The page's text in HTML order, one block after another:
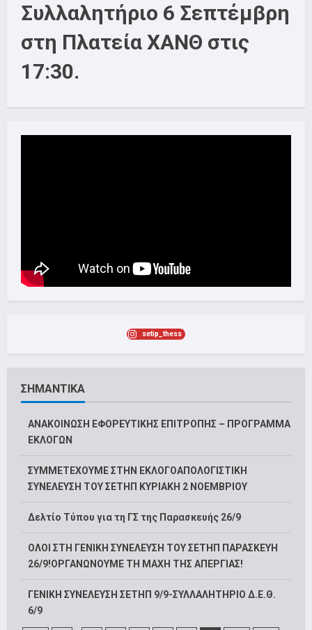
ΣΥΛΛΑΛΗΤΗΡΙΟ
ΓΙΑ
ΤΕΜΠΗ
Συλλαλητήριο 6 Σεπτέμβρη
στη Πλατεία ΧΑΝΘ στις
17:30.
setip_thess
ΣΗΜΑΝΤΙΚΑ
ΑΝΑΚΟΙΝΩΣΗ ΕΦΟΡΕΥΤΙΚΗΣ ΕΠΙΤΡΟΠΗΣ – ΠΡΟΓΡΑΜΜΑ
ΕΚΛΟΓΩΝ
ΣΥΜΜΕΤΕΧΟΥΜΕ ΣΤΗΝ ΕΚΛΟΓΟΑΠΟΛΟΓΙΣΤΙΚΗ
ΣΥΝΕΛΕΥΣΗ ΤΟΥ ΣΕΤΗΠ ΚΥΡΙΑΚΗ 2 ΝΟΕΜΒΡΙΟΥ
Δελτίο Τύπου για τη ΓΣ της Παρασκευής 26/9
ΟΛΟΙ ΣΤΗ ΓΕΝΙΚΗ ΣΥΝΕΛΕΥΣΗ ΤΟΥ ΣΕΤΗΠ ΠΑΡΑΣΚΕΥΗ
26/9!ΟΡΓΑΝΩΝΟΥΜΕ ΤΗ ΜΑΧΗ ΤΗΣ ΑΠΕΡΓΙΑΣ!
ΓΕΝΙΚΗ ΣΥΝΕΛΕΥΣΗ ΣΕΤΗΠ 9/9-ΣΥΛΛΑΛΗΤΗΡΙΟ Δ.Ε.Θ.
6/9